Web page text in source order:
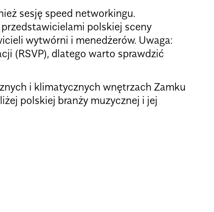
sesję speed networkingu.
polskiej sceny
wytwórni i menedżerów. Uwaga:
(RSVP), dlatego warto sprawdzić
i klimatycznych wnętrzach Zamku
polskiej branży muzycznej i jej